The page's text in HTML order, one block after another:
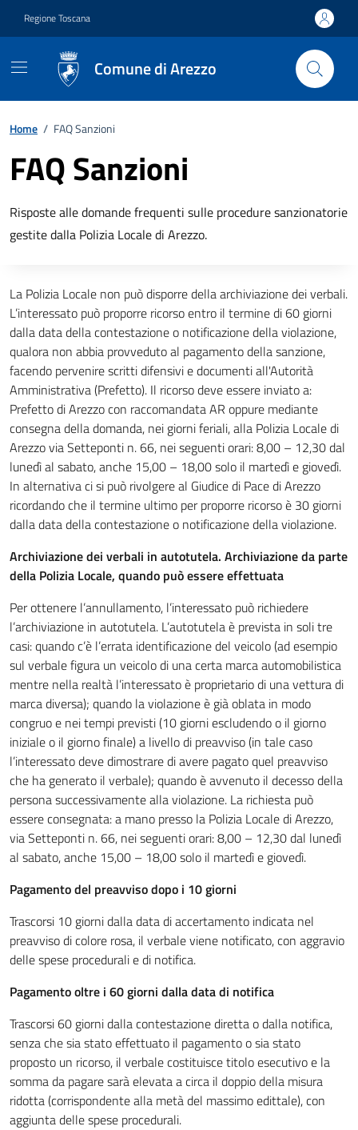
Regione Toscana
Comune di Arezzo
Home / FAQ Sanzioni
FAQ Sanzioni
Descrizione breve
Risposte alle domande frequenti sulle procedure sanzionatorie
gestite dalla Polizia Locale di Arezzo.
Descrizione completa
La Polizia Locale non può disporre della archiviazione dei verbali.
L’interessato può proporre ricorso entro il termine di 60 giorni
dalla data della contestazione o notificazione della violazione,
qualora non abbia provveduto al pagamento della sanzione,
facendo pervenire scritti difensivi e documenti all'Autorità
Amministrativa (Prefetto). Il ricorso deve essere inviato a:
Prefetto di Arezzo con raccomandata AR oppure mediante
consegna della domanda, nei giorni feriali, alla Polizia Locale di
Arezzo via Setteponti n. 66, nei seguenti orari: 8,00 – 12,30 dal
lunedì al sabato, anche 15,00 – 18,00 solo il martedì e giovedì.
In alternativa ci si può rivolgere al Giudice di Pace di Arezzo
ricordando che il termine ultimo per proporre ricorso è 30 giorni
dalla data della contestazione o notificazione della violazione.
Archiviazione dei verbali in autotutela. Archiviazione da parte
della Polizia Locale, quando può essere effettuata
Per ottenere l’annullamento, l’interessato può richiedere
l’archiviazione in autotutela. L’autotutela è prevista in soli tre
casi: quando c’è l’errata identificazione del veicolo (ad esempio
sul verbale figura un veicolo di una certa marca automobilistica
mentre nella realtà l’interessato è proprietario di una vettura di
marca diversa); quando la violazione è già oblata in modo
congruo e nei tempi previsti (10 giorni escludendo o il giorno
iniziale o il giorno finale) a livello di preavviso (in tale caso
l’interessato deve dimostrare di avere pagato quel preavviso
che ha generato il verbale); quando è avvenuto il decesso della
persona successivamente alla violazione. La richiesta può
essere consegnata: a mano presso la Polizia Locale di Arezzo,
via Setteponti n. 66, nei seguenti orari: 8,00 – 12,30 dal lunedì
al sabato, anche 15,00 – 18,00 solo il martedì e giovedì.
Pagamento del preavviso dopo i 10 giorni
Trascorsi 10 giorni dalla data di accertamento indicata nel
preavviso di colore rosa, il verbale viene notificato, con aggravio
delle spese procedurali e di notifica.
Pagamento oltre i 60 giorni dalla data di notifica
Trascorsi 60 giorni dalla contestazione diretta o dalla notifica,
senza che sia stato effettuato il pagamento o sia stato
proposto un ricorso, il verbale costituisce titolo esecutivo e la
somma da pagare sarà elevata a circa il doppio della misura
ridotta (corrispondente alla metà del massimo edittale), con
aggiunta delle spese procedurali.